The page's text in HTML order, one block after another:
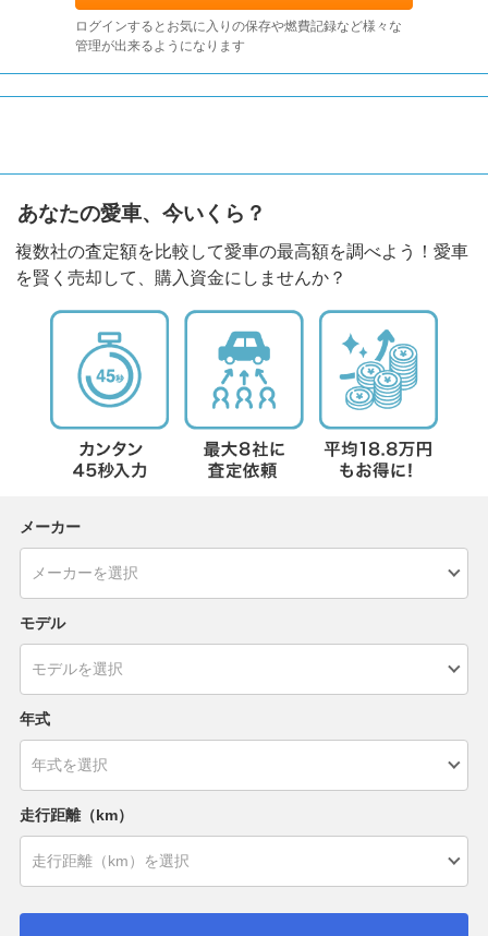
ログインするとお気に入りの保存や燃費記録など様々な
管理が出来るようになります
あなたの愛車、今いくら？
複数社の査定額を比較して愛車の最高額を調べよう！愛車
を賢く売却して、購入資金にしませんか？
メーカー
モデル
年式
走行距離（km）